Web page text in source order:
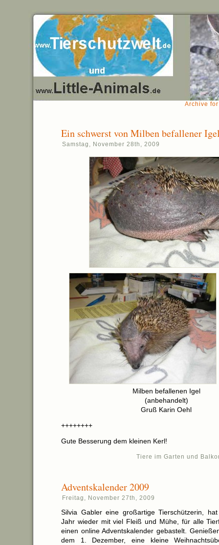
Archive
Ein schwerst von Milben befallener
Samstag, November 28th, 2009
Milben befallenen Igel
(anbehandelt)
Gruß Karin Oehl
++++++++
Gute Besserung dem kleinen Kerl!
Tiere im Garten und
Adventskalender 2009
Freitag, November 27th, 2009
Silvia Gabler eine großartige Tierschützerin,
Jahr wieder mit viel Fleiß und Mühe, für alle
einen online Adventskalender gebastelt.
dem 1. Dezember, eine kleine